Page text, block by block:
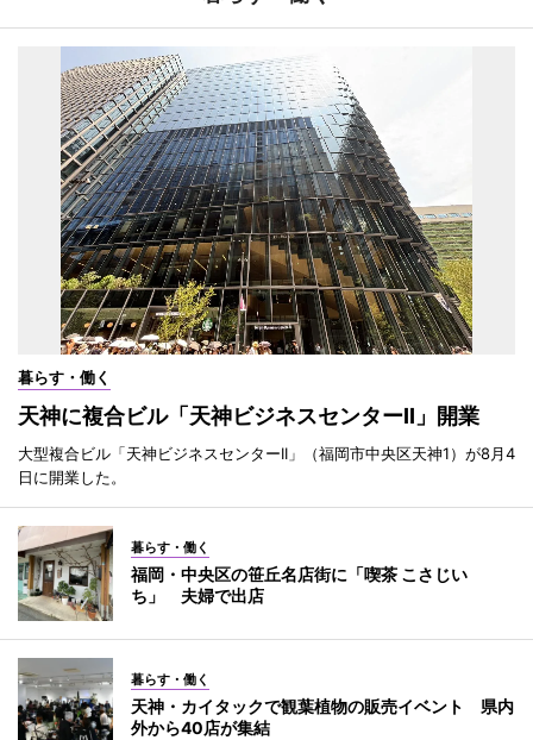
暮らす・働く
天神に複合ビル「天神ビジネスセンターII」開業
大型複合ビル「天神ビジネスセンターII」（福岡市中央区天神1）が8月4
日に開業した。
暮らす・働く
福岡・中央区の笹丘名店街に「喫茶 こさじい
ち」 夫婦で出店
暮らす・働く
天神・カイタックで観葉植物の販売イベント 県内
外から40店が集結